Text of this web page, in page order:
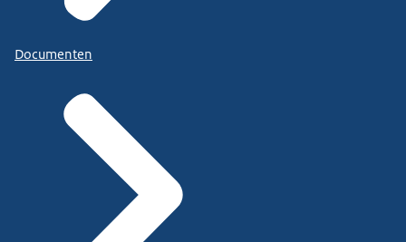
Documenten